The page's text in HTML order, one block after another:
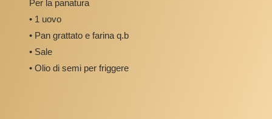
Per la panatura
• 1 uovo
• Pan grattato e farina q.b
• Sale
• Olio di semi per friggere